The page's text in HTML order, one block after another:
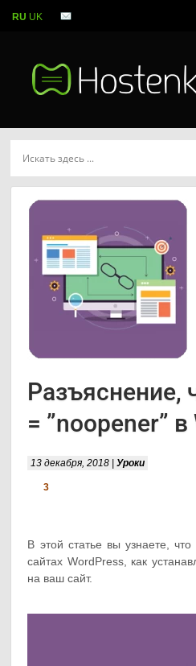
Разъяснение,
= ”noopener”
13 декабря, 2018 |Уроки
3
В этой статье вы узнаете,
сайтах WordPress, как
на ваш сайт.
RU UK